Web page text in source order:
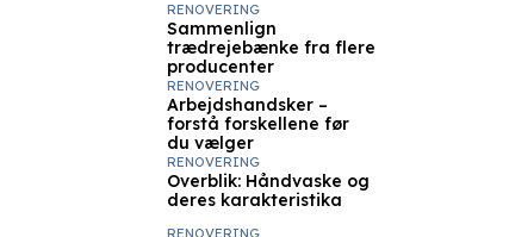
Sammenlign
trædrejebænke fra flere
producenter
RENOVERING
Arbejdshandsker –
forstå forskellene før
du vælger
RENOVERING
Overblik: Håndvaske og
deres karakteristika
RENOVERING
RENOVERING